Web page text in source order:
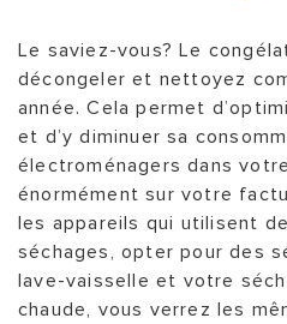
Le saviez-vous? Le
décongeler et nettoyez
année. Cela permet
et d’y diminuer sa
électroménagers dans
énormément sur votre
les appareils qui utilisent
séchages, opter pour des
lave-vaisselle et votre
chaude, vous verrez les